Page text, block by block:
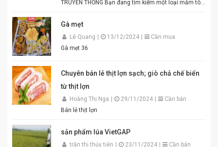
TRUYỀN THỐNG Bạn đang tìm kiếm một loại mắm tôm
Mắm tôm An Quý Thiên Hương chính là lựa chọn hoàn
hảo cho mọi gia đình Việt. Được sản xuất từ tôm tươi
tuyển chọn theo quy trình lên men truyền thống. Màu
tím đặc trưng, hương thơm tự nhiên, vị đậm đà hài
Đóng gói tiện lợi, đảm bảo vệ sinh an toàn thực phẩm.
Hương vị thơm ngon chuẩn truyền thống. Độ sánh
mịn, màu sắc đẹp mắt. Dễ pha chế, dễ sử dụng. Phù
hợp cho gia đình, quán ăn và nhà hàng. Chỉ cần thêm
bún đậu chuẩn vị. Cam kết sản phẩm chất lượng,
đóng gói cẩn thận. Giao hàng nhanh toàn quốc. Đặt
Gà mẹt
Lê Quang 13/12/2024
Cần mua
Gà mẹt 36
Chuyên bán lẻ thịt lợn sạch; giò chả chế biến
từ thịt lợn
Hoàng Thị Nga 29/11/2024
Cần bán
Bán lẻ thịt lợn
sản phẩm lúa VietGAP
trần thị thủy tiên 23/11/2024
Cần bán